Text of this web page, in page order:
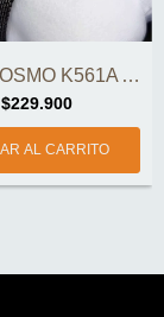
RELOJ KOSMO K561A AUTOMÁTICO ORIGINAL
$229.900